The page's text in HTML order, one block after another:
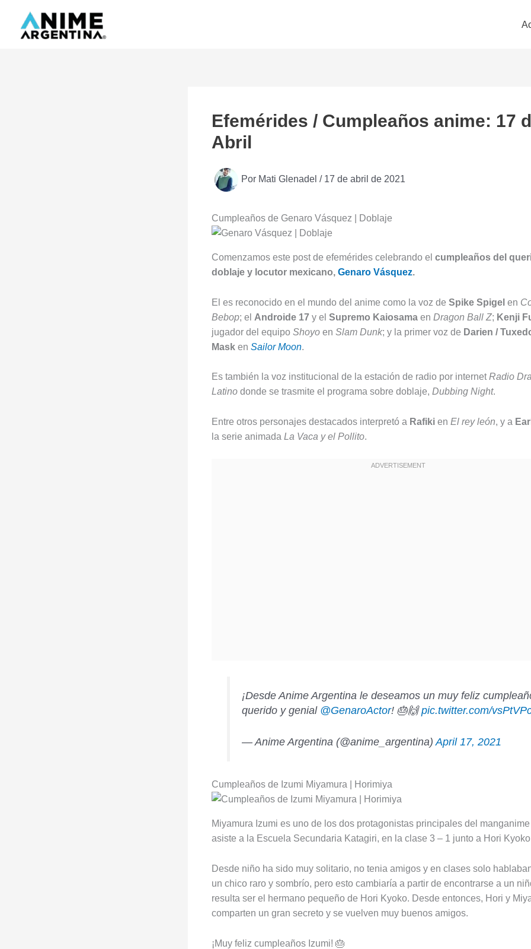
contenido
Efemérides / Cumpleaños anime: 17
Abril
Por Mati Glenadel / 17 de abril de 2021
Cumpleaños de Genaro Vásquez | Doblaje
Comenzamos este post de efemérides celebrando el cumpleaños del
doblaje y locutor mexicano, Genaro Vásquez.
El es reconocido en el mundo del anime como la voz de Spike Spigel en
Bebop; el Androide 17 y el Supremo Kaiosama en Dragon Ball Z; Kenji
jugador del equipo Shoyo en Slam Dunk; y la primer voz de Darien /
Mask en Sailor Moon.
Es también la voz institucional de la estación de radio por internetRadio
Latino donde se trasmite el programa sobre doblaje, Dubbing Night.
Entre otros personajes destacados interpretó a Rafiki en El rey león, y a Earl
la serie animada La Vaca y el Pollito.
¡Desde Anime Argentina le deseamos un muy feliz
querido y genial @GenaroActor! 🎂🙌pic.twitter.com/
— Anime Argentina (@anime_argentina)April 17, 2021
Cumpleaños de Izumi Miyamura | Horimiya
Miyamura Izumi es uno de los dos protagonistas principales del manganime
asiste a la Escuela Secundaria Katagiri, en la clase 3 – 1 junto a Hori
Desde niño ha sido muy solitario, no tenia amigos y en clases solo
un chico raro y sombrío, pero esto cambiaría a partir de encontrarse a un
resulta ser el hermano pequeño de Hori Kyoko. Desde entonces, Hori y
comparten un gran secreto y se vuelven muy buenos amigos.
¡Muy feliz cumpleaños Izumi! 🎂